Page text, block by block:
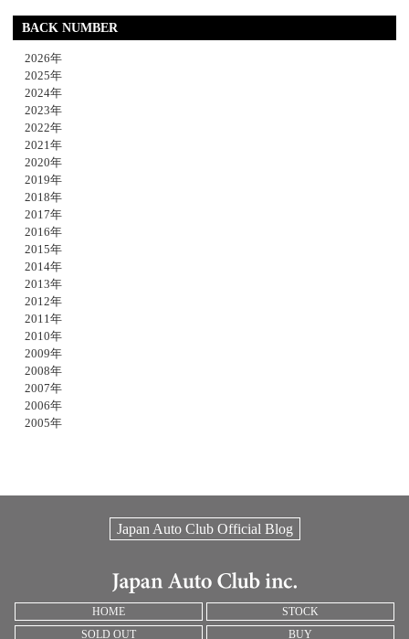
BACK NUMBER
2026年
2025年
2024年
2023年
2022年
2021年
2020年
2019年
2018年
2017年
2016年
2015年
2014年
2013年
2012年
2011年
2010年
2009年
2008年
2007年
2006年
2005年
Japan Auto Club Official Blog
HOME
STOCK
SOLD OUT
BUY